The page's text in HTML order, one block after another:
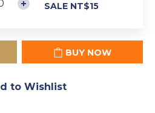
SALE NT$15
BUY NOW
to Wishlist